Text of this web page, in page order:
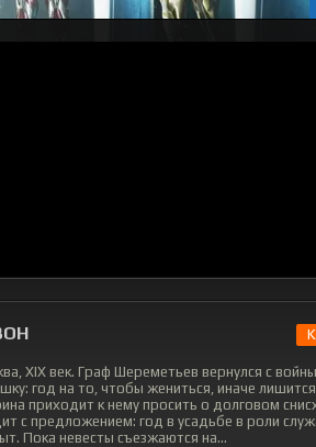
XIX век. Граф Шереметьев вернулся с
год на то, чтобы жениться, иначе лишится
приходит к нему просить о долговом
с предложением: год в усадьбе в роли
Пока невесты съезжаются на...